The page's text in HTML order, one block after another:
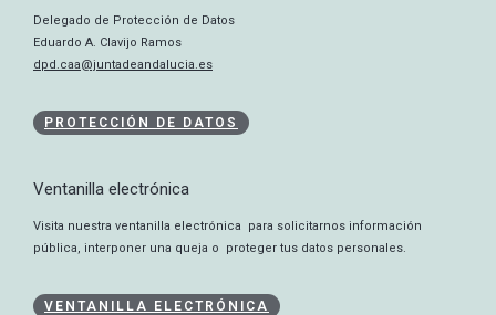
Delegado de Protección de Datos
Eduardo A. Clavijo Ramos
dpd.caa@juntadeandalucia.es
PROTECCIÓN DE DATOS
Ventanilla electrónica
Visita nuestra ventanilla electrónica para solicitarnos información
pública, interponer una queja o proteger tus datos personales.
VENTANILLA ELECTRÓNICA